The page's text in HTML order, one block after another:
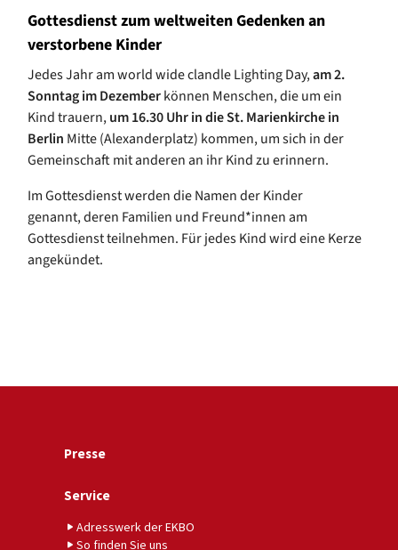
Gottesdienst zum weltweiten Gedenken an
verstorbene Kinder
Jedes Jahr am world wide clandle Lighting Day,am 2.
Sonntag im Dezemberkönnen Menschen, die um ein
Kind trauern,um 16.30 Uhr in die St. Marienkirche in
Berlin Mitte (Alexanderplatz) kommen, um sich in der
Gemeinschaft mit anderen an ihr Kind zu erinnern.
Im Gottesdienst werden die Namen der Kinder
genannt, deren Familien und Freund*innen am
Gottesdienst teilnehmen. Für jedes Kind wird eine Kerze
angekündet.
Presse
Service
Adresswerk der EKBO
So finden Sie uns